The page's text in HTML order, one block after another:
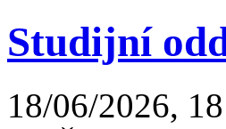
Studijní
18/06/2026,